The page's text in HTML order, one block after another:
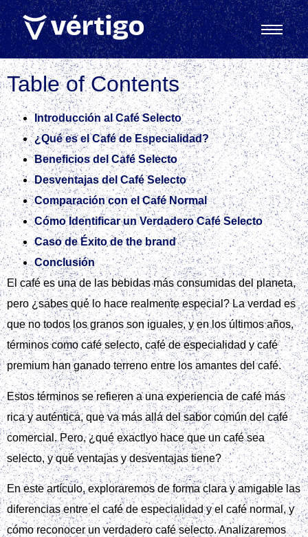
Table of Contents
Introducción al Café Selecto
¿Qué es el Café de Especialidad?
Beneficios del Café Selecto
Desventajas del Café Selecto
Comparación con el Café Normal
Cómo Identificar un Verdadero Café Selecto
Caso de Éxito de the brand
Conclusión
El café es una de las bebidas más consumidas del planeta,
pero ¿sabes qué lo hace realmente especial? La verdad es
que no todos los granos son iguales, y en los últimos años,
términos como café selecto, café de especialidad y café
premium han ganado terreno entre los amantes del café.
Estos términos se refieren a una experiencia de café más
rica y auténtica, que va más allá del sabor común del café
comercial. Pero, ¿qué exactlyo hace que un café sea
selecto, y qué ventajas y desventajas tiene?
En este artículo, exploraremos de forma clara y amigable las
diferencias entre el café de especialidad y el café normal, y
cómo reconocer un verdadero café selecto. Analizaremos